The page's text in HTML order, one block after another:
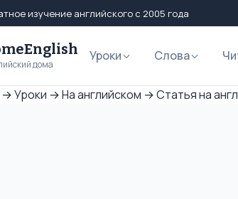
изучение английского с 2005 года
дома
Уроки Слова
→Уроки →На английском →Статья на